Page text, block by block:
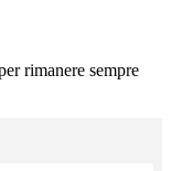
rimanere sempre